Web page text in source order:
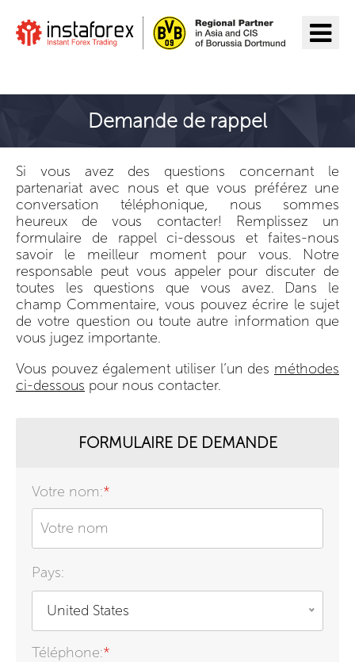
Demande de rappel
Si vous avez des questions concernant le
partenariat avec nous et que vous préférez une
conversation téléphonique, nous sommes
heureux de vous contacter! Remplissez un
formulaire de rappel ci-dessous et faites-nous
savoir le meilleur moment pour vous. Notre
responsable peut vous appeler pour discuter de
toutes les questions que vous avez. Dans le
champ Commentaire, vous pouvez écrire le sujet
de votre question ou toute autre information que
vous jugez importante.
Vous pouvez également utiliser l’un des méthodes
ci-dessous pour nous contacter.
FORMULAIRE DE DEMANDE
Votre nom:*
Pays:
United States
Téléphone:*